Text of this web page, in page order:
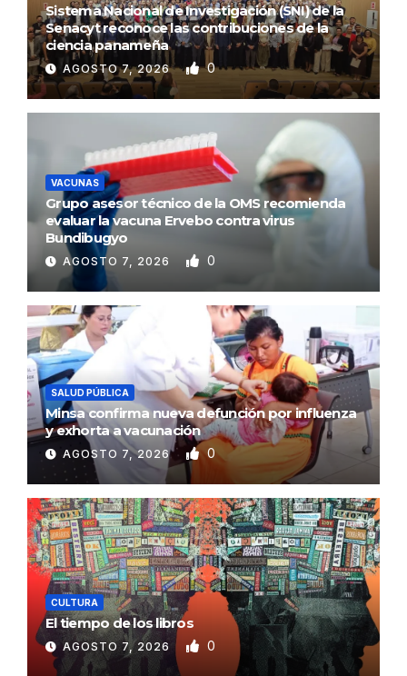
Sistema Nacional de Investigación (SNI) de la
Senacyt reconoce las contribuciones de la
ciencia panameña
AGOSTO 7, 2026 0
VACUNAS
Grupo asesor técnico de la OMS recomienda
evaluar la vacuna Ervebo contra virus
Bundibugyo
AGOSTO 7, 2026 0
SALUD PÚBLICA
Minsa confirma nueva defunción por influenza
y exhorta a vacunación
AGOSTO 7, 2026 0
CULTURA
El tiempo de los libros
AGOSTO 7, 2026 0